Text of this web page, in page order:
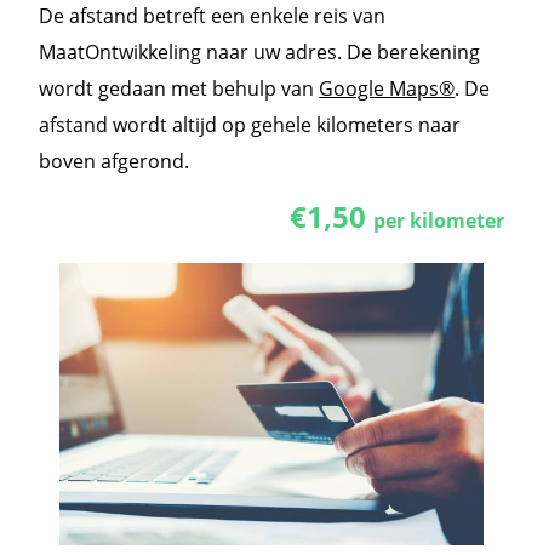
De afstand betreft een enkele reis van
MaatOntwikkeling naar uw adres. De berekening
wordt gedaan met behulp van Google Maps®. De
afstand wordt altijd op gehele kilometers naar
boven afgerond.
€1,50 per kilometer